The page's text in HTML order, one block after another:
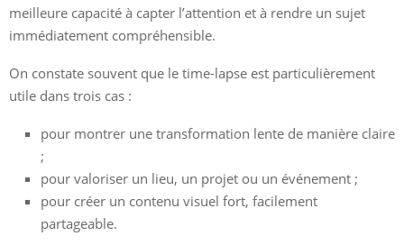
meilleure capacité à capter l’attention et à rendre un sujet
immédiatement compréhensible.
On constate souvent que le time-lapse est particulièrement
utile dans trois cas :
pour montrer une transformation lente de manière claire
;
pour valoriser un lieu, un projet ou un événement ;
pour créer un contenu visuel fort, facilement
partageable.